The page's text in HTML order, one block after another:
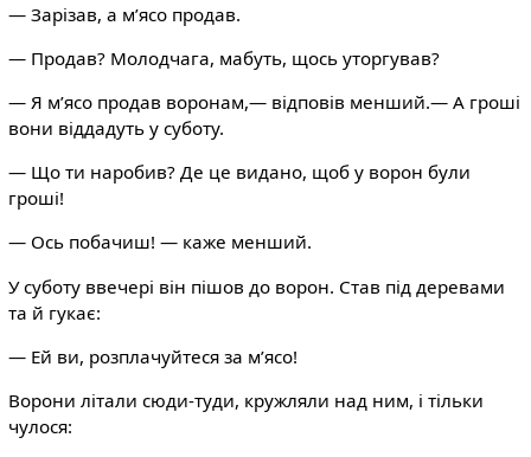
— Зарізав, а м’ясо продав.
— Продав? Молодчага, мабуть, щось уторгував?
— Я м’ясо продав воронам,— відповів менший.— А гроші
вони віддадуть у суботу.
— Що ти наробив? Де це видано, щоб у ворон були
гроші!
— Ось побачиш! — каже менший.
У суботу ввечері він пішов до ворон. Став під деревами
та й гукає:
— Ей ви, розплачуйтеся за м’ясо!
Ворони літали сюди-туди, кружляли над ним, і тільки
чулося: